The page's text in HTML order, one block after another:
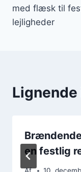
med flæsk til
lejligheder
en festlig